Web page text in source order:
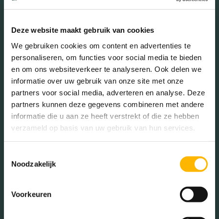
Deze website maakt gebruik van cookies
We gebruiken cookies om content en advertenties te
personaliseren, om functies voor social media te bieden
en om ons websiteverkeer te analyseren. Ook delen we
informatie over uw gebruik van onze site met onze
partners voor social media, adverteren en analyse. Deze
partners kunnen deze gegevens combineren met andere
informatie die u aan ze heeft verstrekt of die ze hebben
verzameld op basis van uw gebruik van hun services.
Noodzakelijk
Voorkeuren
MEER INFORMATIE